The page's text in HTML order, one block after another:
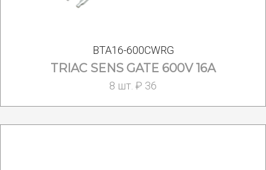
BTA16-600СWRG
TRIAC SENS GATE 600V 16A
8 шт. ₽ 36